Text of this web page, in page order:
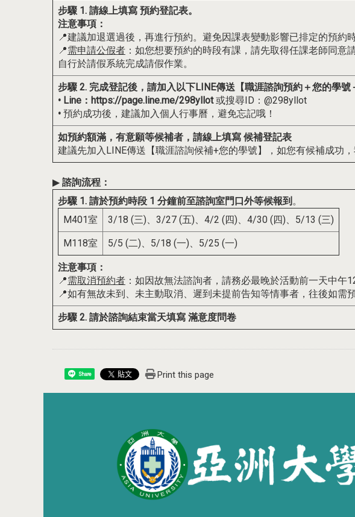
步驟 1. 請線上填寫 預約登記表。
注意事項：
📍建議加退選過後，再進行預約。避免因課表變動影響已排定的預約時
📍需申請公假者 ：如您想要預約的時段有課，請先取得任課老師同
自行於請假系統完成請假作業。
步驟 2. 完成登記後，請加入以下LINE傳送【職涯諮詢預約＋您的學
• Line： https://page.line.me/298yllot 或搜尋ID：@298yllot
• 預約成功後，建議加入個人行事曆，避免忘記哦！
如預約額滿，有意願等候補者，請線上填寫 候補登記表
建議先加入LINE傳送【職涯諮詢候補+您的學號】，如您有候補成功，
▶ 諮詢流程：
步驟 1. 請於預約時段 1 分鐘前至諮詢室門口外等候報到 。
M401室
3/18 (三)、3/27 (五)、4/2 (四)、4/30 (四)、5/13 (三)
M118室 5/5 (二)、5/18 (一)、5/25 (一)
注意事項：
📍需取消預約者 ：如因故無法諮詢者，請務必最晚於活動前一天中午
📍如有無故未到、未主動取消、遲到未提前告知等情事者，往後如需
步驟 2. 請於諮詢結束當天填寫 滿意度問卷
Share Print this page